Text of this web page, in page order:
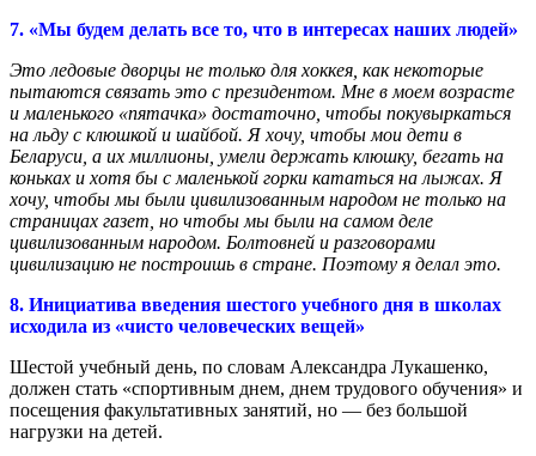
7. «Мы будем делать все то, что в интересах наших людей»
Это ледовые дворцы не только для хоккея, как некоторые
пытаются связать это с президентом. Мне в моем возрасте
и маленького «пятачка» достаточно, чтобы покувыркаться
на льду с клюшкой и шайбой. Я хочу, чтобы мои дети в
Беларуси, а их миллионы, умели держать клюшку, бегать на
коньках и хотя бы с маленькой горки кататься на лыжах. Я
хочу, чтобы мы были цивилизованным народом не только на
страницах газет, но чтобы мы были на самом деле
цивилизованным народом. Болтовней и разговорами
цивилизацию не построишь в стране. Поэтому я делал это.
8. Инициатива введения шестого учебного дня в школах
исходила из «чисто человеческих вещей»
Шестой учебный день, по словам Александра Лукашенко,
должен стать «спортивным днем, днем трудового обучения» и
посещения факультативных занятий, но — без большой
нагрузки на детей.